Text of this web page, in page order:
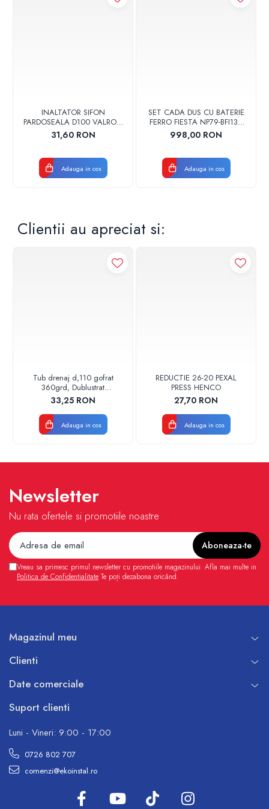
INALTATOR SIFON
PARDOSEALA D100 VALROM
17001900004
31,60 RON
Adauga in cos
SET CADA DUS CU BATERIE
FERRO FIESTA NP79-BFI13U
CROM
998,00 RON
Adauga in cos
Clientii au apreciat si:
Tub drenaj d,110 gofrat
360grd, Dublustrat
verde/negru 110152 Drainkit
33,25 RON
Adauga in cos
REDUCTIE 26-20 PEXAL
PRESS HENCO
27,70 RON
Adauga in cos
Newsletter
Nu rata ofertele si promotiile noastre
Vreau sa primesc primul newsletter cu promotiile magazinului. Afla mai multe in
Politica de Confidentialitate Te poți dezabona oricând.
Magazinul meu
Clienti
Date comerciale
Suport clienti
Luni - Vineri: 9:00 - 17:00
0726 802 707
comenzi@ekoinstal.ro